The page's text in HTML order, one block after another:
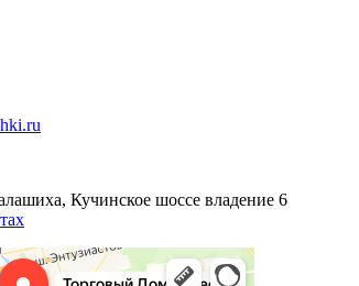
Кучинское шоссе владение 6